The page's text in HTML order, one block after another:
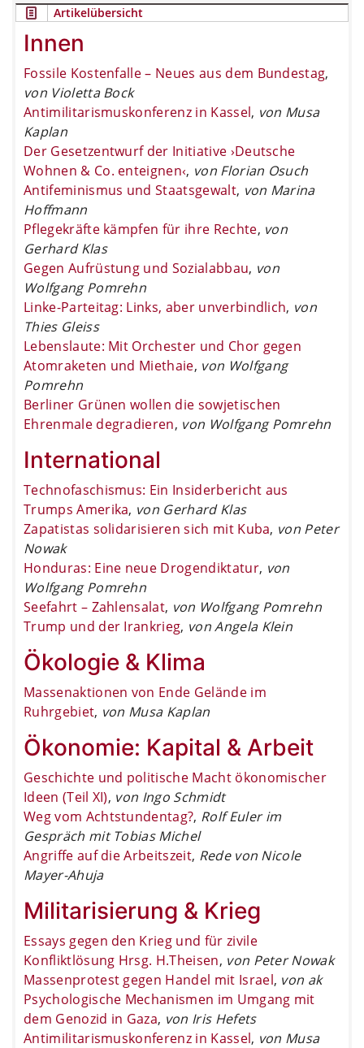
Artikelübersicht
Innen
Fossile Kostenfalle – Neues aus dem Bundestag,
von Violetta Bock
Antimilitarismuskonferenz in Kassel, von Musa
Kaplan
Der Gesetzentwurf der Initiative ›Deutsche
Wohnen & Co. enteignen‹, von Florian Osuch
Antifeminismus und Staatsgewalt, von Marina
Hoffmann
Pflegekräfte kämpfen für ihre Rechte, von
Gerhard Klas
Gegen Aufrüstung und Sozialabbau, von
Wolfgang Pomrehn
Linke-Parteitag: Links, aber unverbindlich, von
Thies Gleiss
Lebenslaute: Mit Orchester und Chor gegen
Atomraketen und Miethaie, von Wolfgang
Pomrehn
Berliner Grünen wollen die sowjetischen
Ehrenmale degradieren, von Wolfgang Pomrehn
International
Technofaschismus: Ein Insiderbericht aus
Trumps Amerika, von Gerhard Klas
Zapatistas solidarisieren sich mit Kuba, von Peter
Nowak
Honduras: Eine neue Drogendiktatur, von
Wolfgang Pomrehn
Seefahrt – Zahlensalat, von Wolfgang Pomrehn
Trump und der Irankrieg, von Angela Klein
Ökologie & Klima
Massenaktionen von Ende Gelände im
Ruhrgebiet, von Musa Kaplan
Ökonomie: Kapital & Arbeit
Geschichte und politische Macht ökonomischer
Ideen (Teil XI), von Ingo Schmidt
Weg vom Achtstundentag?, Rolf Euler im
Gespräch mit Tobias Michel
Angriffe auf die Arbeitszeit, Rede von Nicole
Mayer-Ahuja
Militarisierung & Krieg
Essays gegen den Krieg und für zivile
Konfliktlösung Hrsg. H.Theisen, von Peter Nowak
Massenprotest gegen Handel mit Israel, von ak
Psychologische Mechanismen im Umgang mit
dem Genozid in Gaza, von Iris Hefets
Antimilitarismuskonferenz in Kassel, von Musa